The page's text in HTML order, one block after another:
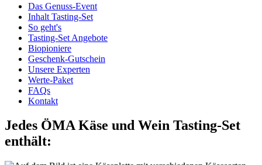
Das Genuss-Event
Inhalt Tasting-Set
So geht's
Tasting-Set Angebote
Biopioniere
Geschenk-Gutschein
Unsere Experten
Werte-Paket
FAQs
Kontakt
Jedes ÖMA Käse und Wein Tasting-Set
enthält: